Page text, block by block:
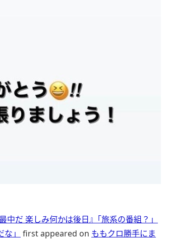
だ 楽しみ何かは後日』｢旅系の番組？」
」
first appeared on ももクロ勝手にま